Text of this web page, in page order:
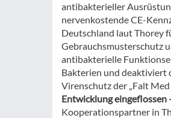
antibakterieller
nervenkostende CE-
Deutschland laut Thorey
Gebrauchsmusterschutz
antibakterielle
Bakterien und deaktiviert
Virenschutz der „Falt
Entwicklung eingeflossen
Kooperationspartner in